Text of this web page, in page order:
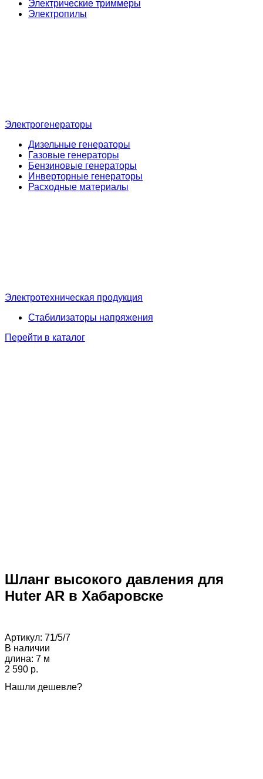
Электрические триммеры
Электропилы
Электрогенераторы
Дизельные генераторы
Газовые генераторы
Бензиновые генераторы
Инверторные генераторы
Расходные материалы
Электротехническая продукция
Стабилизаторы напряжения
Перейти в каталог
Шланг высокого давления для
Huter AR в Хабаровске
Артикул: 71/5/7
В наличии
длина: 7 м
2 590 p.
Нашли дешевле?